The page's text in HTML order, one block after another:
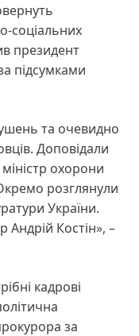
соціальних
президент
підсумками
та очевидно
Доповідали
охорони
розглянули
України.
Костін», –
кадрові
за